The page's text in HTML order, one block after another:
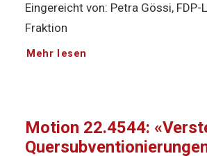
Eingereicht von: Petra Gössi, FDP-
Fraktion
Mehr lesen
Motion 22.4544: